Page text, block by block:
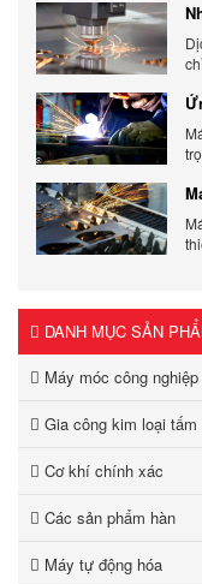
DANH MỤC SẢN
Máy móc công nghiệp
Gia công kim loại tấm
Cơ khí chính xác
Các sản phẩm hàn
Máy tự động hóa